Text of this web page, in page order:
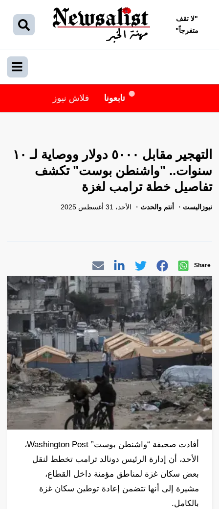
"لا تقف
متفرجاً"
تابعونا فلاش نيوز
التهجير مقابل ٥٠٠٠ دولار ووصاية لـ ١٠
سنوات.. "واشنطن بوست" تكشف
تفاصيل خطة ترامب لغزة
نيوزاليست أنتم والحدث الأحد، 31 أغسطس 2025
Share
أفادت صحيفة “واشنطن بوست” Washington Post،
الأحد، أن إدارة الرئيس دونالد ترامب تخطط لنقل
بعض سكان غزة لمناطق مؤمنة داخل القطاع،
مشيرة إلى أنها تتضمن إعادة توطين سكان غزة
بالكامل.